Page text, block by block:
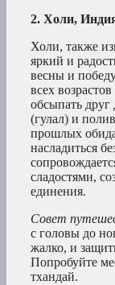
2. Холи,
Холи, также
яркий и
весны и
всех
обсыпать
(гулал) и
прошлых
насладиться
сладостями,
единения.
Совет
с головы до
жалко, и
Попробуйте
тхандай.